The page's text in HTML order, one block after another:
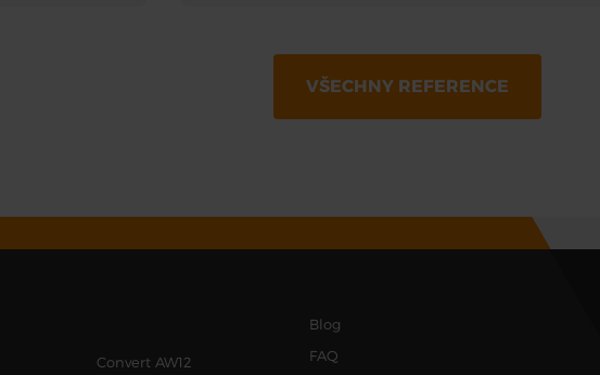
VŠECHNY REFERENCE
Convert AW12
Blog
FAQ